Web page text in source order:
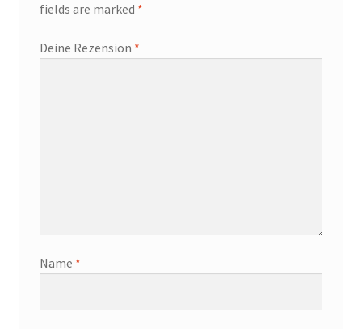
fields are marked *
Deine Rezension *
Name *